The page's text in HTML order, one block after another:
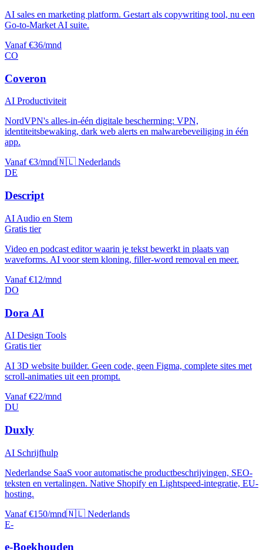
AI sales en marketing platform. Gestart als copywriting tool, nu een
Go-to-Market AI suite.
Vanaf €36/mnd
CO
Coveron
AI Productiviteit
NordVPN's alles-in-één digitale bescherming: VPN,
identiteitsbewaking, dark web alerts en malwarebeveiliging in één
app.
Vanaf €3/mnd🇳🇱 Nederlands
DE
Descript
AI Audio en Stem
Gratis tier
Video en podcast editor waarin je tekst bewerkt in plaats van
waveforms. AI voor stem kloning, filler-word removal en meer.
Vanaf €12/mnd
DO
Dora AI
AI Design Tools
Gratis tier
AI 3D website builder. Geen code, geen Figma, complete sites met
scroll-animaties uit een prompt.
Vanaf €22/mnd
DU
Duxly
AI Schrijfhulp
Nederlandse SaaS voor automatische productbeschrijvingen, SEO-
teksten en vertalingen. Native Shopify en Lightspeed-integratie, EU-
hosting.
Vanaf €150/mnd🇳🇱 Nederlands
E-
e-Boekhouden